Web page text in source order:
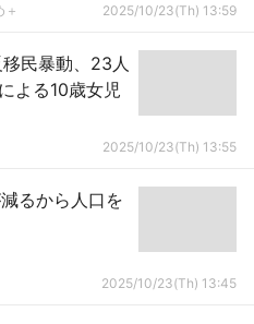
＋ 2025/10/23(Th) 13:59
民暴動、23人
よる10歳女児
2025/10/23(Th) 13:55
るから人口を
2025/10/23(Th) 13:45